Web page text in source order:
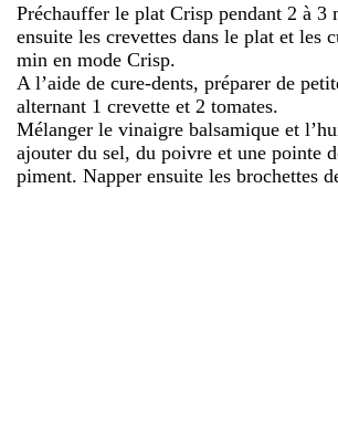
Préchauffer le plat Crisp pendant 2 à 3
ensuite les crevettes dans le plat et les
min en mode Crisp.
A l’aide de cure-dents, préparer de
alternant 1 crevette et 2 tomates.
Mélanger le vinaigre balsamique et
ajouter du sel, du poivre et une pointe
piment. Napper ensuite les brochettes